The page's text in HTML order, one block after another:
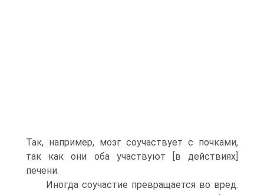
Так, например, мозг соучаствует с почками,
так как они оба участвуют [в действиях]
печени.
Иногда соучастие превращается во вред.